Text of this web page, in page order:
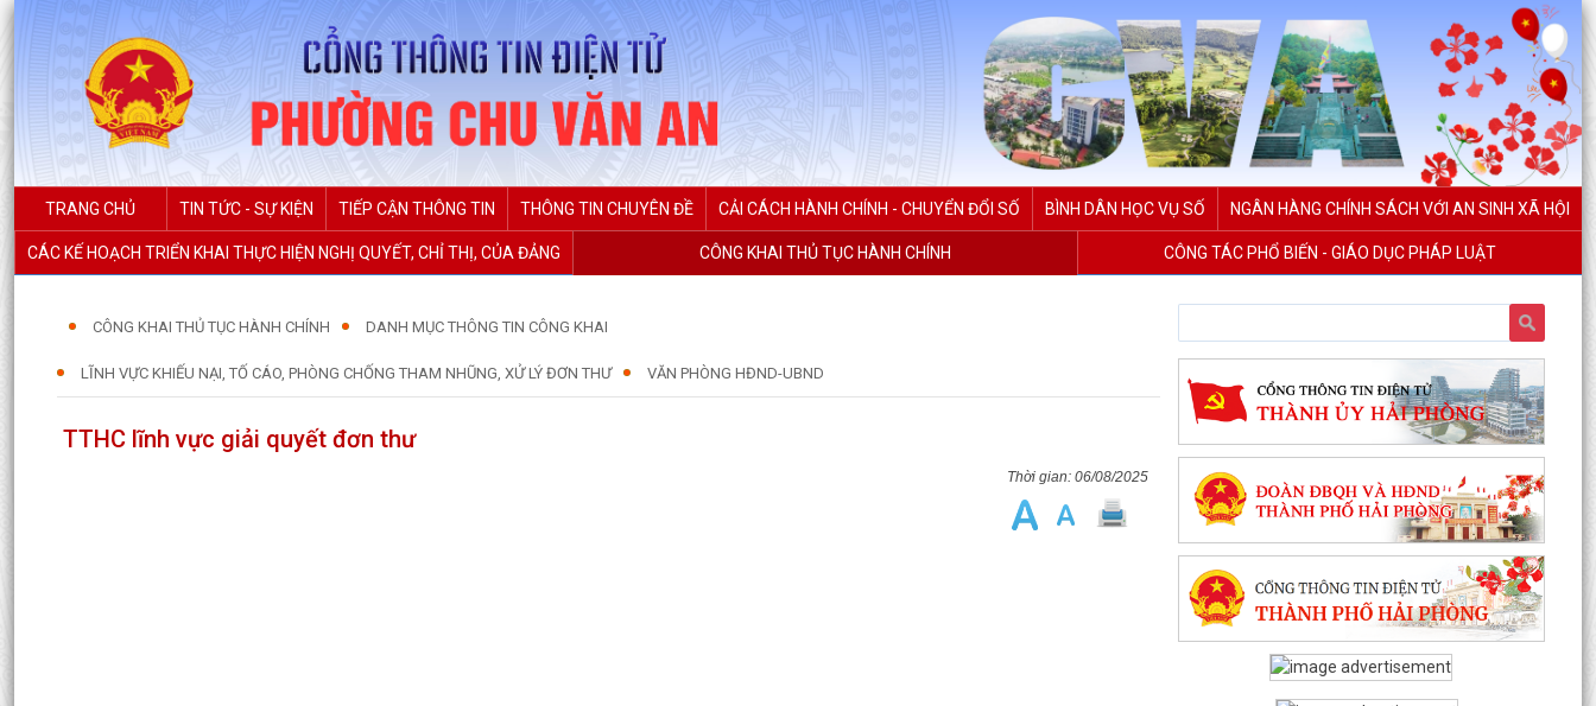
TRANG CHỦ TIN TỨC - SỰ KIỆN TIẾP CẬN THÔNG TIN THÔNG TIN CHUYÊN ĐỀ CẢI CÁCH HÀNH CHÍNH - CHUYỂN ĐỔI SỐ BÌNH DÂN HỌC VỤ SỐ NGÂN HÀNG CHÍNH SÁCH VỚI AN SINH XÃ HỘI
CÁC KẾ HOẠCH TRIỂN KHAI THỰC HIỆN NGHỊ QUYẾT, CHỈ THỊ, CỦA ĐẢNG CÔNG KHAI THỦ TỤC HÀNH CHÍNH CÔNG TÁC PHỔ BIẾN - GIÁO DỤC PHÁP LUẬT
CÔNG KHAI THỦ TỤC HÀNH CHÍNH DANH MỤC THÔNG TIN CÔNG KHAI
LĨNH VỰC KHIẾU NẠI, TỐ CÁO, PHÒNG CHỐNG THAM NHŨNG, XỬ LÝ ĐƠN THƯ VĂN PHÒNG HĐND-UBND
TTHC lĩnh vực giải quyết đơn thư
06/08/2025